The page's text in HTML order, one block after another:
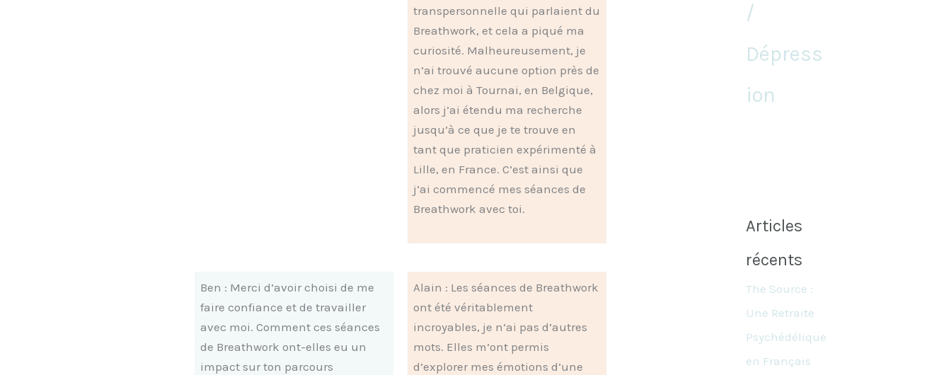
transpersonnelle qui parlaient du
Breathwork, et cela a piqué ma
curiosité. Malheureusement, je
n’ai trouvé aucune option près de
chez moi à Tournai, en Belgique,
alors j’ai étendu ma recherche
jusqu’à ce que je te trouve en
tant que praticien expérimenté à
Lille, en France. C’est ainsi que
j’ai commencé mes séances de
Breathwork avec toi.
Ben : Merci d’avoir choisi de me
faire confiance et de travailler
avec moi. Comment ces séances
de Breathwork ont-elles eu un
impact sur ton parcours
Alain : Les séances de Breathwork
ont été véritablement
incroyables, je n’ai pas d’autres
mots. Elles m’ont permis
d’explorer mes émotions d’une
/
Dépress
ion
Articles
récents
The Source :
Une Retraite
Psychédélique
en Français